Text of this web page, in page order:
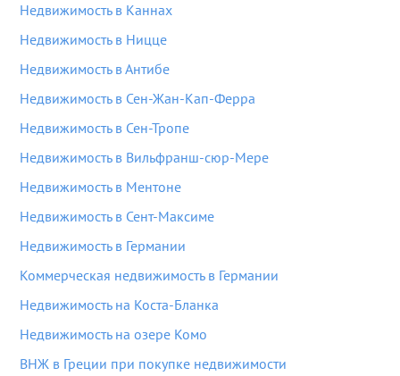
Недвижимость в Каннах
Недвижимость в Ницце
Недвижимость в Антибе
Недвижимость в Сен-Жан-Кап-Ферра
Недвижимость в Сен-Тропе
Недвижимость в Вильфранш-сюр-Мере
Недвижимость в Ментоне
Недвижимость в Сент-Максиме
Недвижимость в Германии
Коммерческая недвижимость в Германии
Недвижимость на Коста-Бланка
Недвижимость на озере Комо
ВНЖ в Греции при покупке недвижимости